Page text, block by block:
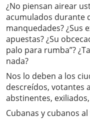
¿No piensan airear
acumulados durante
manquedades? ¿Sus
apuestas? ¿Su
palo para rumba”?
nada?
Nos lo deben a los
descreídos, votantes
abstinentes,
Cubanas y cubanos